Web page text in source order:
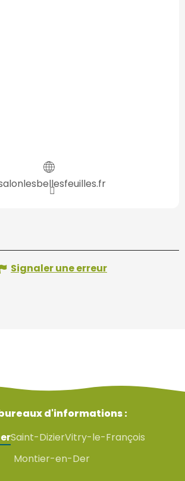
Signaler une erreur
d'informations :
Saint-DizierVitry-le-François
Montier-en-Der